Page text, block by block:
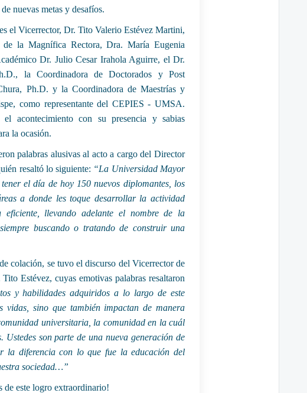
nuevas metas y desafíos.
el Vicerrector, Dr. Tito Valerio Estévez Martini,
de la Magnífica Rectora, Dra. María Eugenia
Dr. Julio Cesar Irahola Aguirre, el Dr.
la Coordinadora de Doctorados y Post
Ph.D. y la Coordinadora de Maestrías y
como representante del CEPIES - UMSA.
el acontecimiento con su presencia y sabias
la ocasión.
palabras alusivas al acto a cargo del Director
resaltó lo siguiente: “La Universidad Mayor
el día de hoy 150 nuevos diplomantes, los
a donde les toque desarrollar la actividad
eficiente, llevando adelante el nombre de la
buscando o tratando de construir una
colación, se tuvo el discurso del Vicerrector de
Estévez, cuyas emotivas palabras resaltaron
y habilidades adquiridos a lo largo de este
vidas, sino que también impactan de manera
universitaria, la comunidad en la cuál
Ustedes son parte de una nueva generación de
la diferencia con lo que fue la educación del
sociedad…”
de este logro extraordinario!